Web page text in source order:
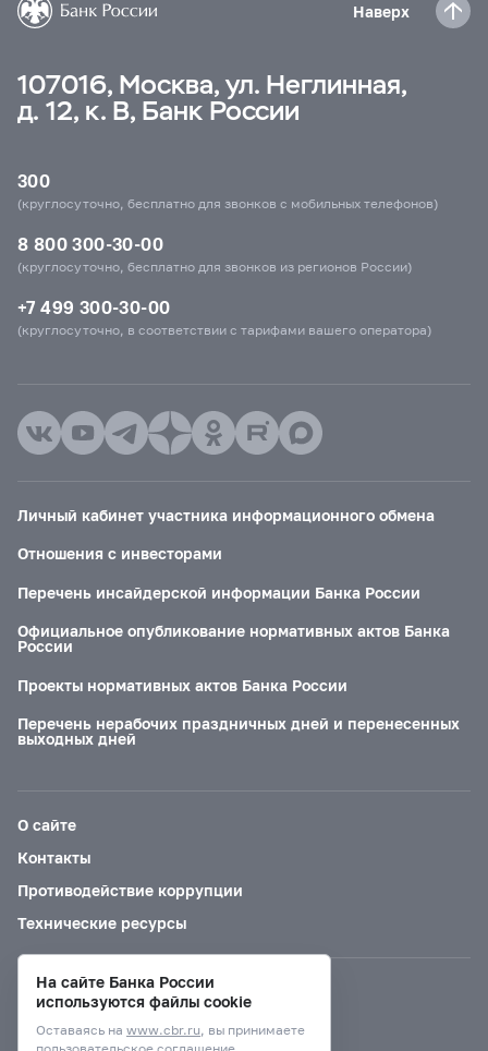
Наверх
107016, Москва, ул. Неглинная,
д. 12, к. В, Банк России
300
(круглосуточно, бесплатно для звонков с мобильных телефонов)
8 800 300-30-00
(круглосуточно, бесплатно для звонков из регионов России)
+7 499 300-30-00
(круглосуточно, в соответствии с тарифами вашего оператора)
Личный кабинет участника информационного обмена
Отношения с инвесторами
Перечень инсайдерской информации Банка России
Официальное опубликование нормативных актов Банка
России
Проекты нормативных актов Банка России
Перечень нерабочих праздничных дней и перенесенных
выходных дней
О сайте
Контакты
Противодействие коррупции
Технические ресурсы
Версия для слабовидящих
На сайте Банка России
используются файлы cookie
Оставаясь на www.cbr.ru, вы принимаете